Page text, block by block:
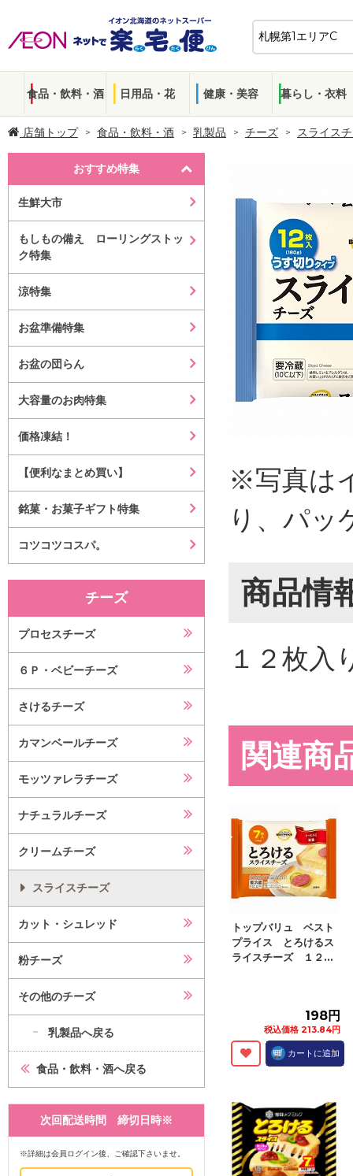
食品・飲料・酒 日用品・花 健康・美容 暮らし・衣料
店舗トップ 食品・飲料・酒 乳製品 チーズ スライス
おすすめ特集
生鮮大市
もしもの備え ローリングストッ
ク特集
涼特集
お盆準備特集
お盆の団らん
大容量のお肉特集
価格凍結！
【便利なまとめ買い】
銘菓・お菓子ギフト特集
コツコツコスパ。
チーズ
プロセスチーズ
６Ｐ・ベビーチーズ
さけるチーズ
カマンベールチーズ
モッツァレラチーズ
ナチュラルチーズ
クリームチーズ
スライスチーズ
カット・シュレッド
粉チーズ
その他のチーズ
乳製品へ戻る
食品・飲料・酒へ戻る
次回配送時間 締切日時※
※詳細は会員ログイン後、ご確認下さいませ。
※写真は
り、パッ
商品情
１２枚入
関連商
トップバリュ ベスト
プライス とろけるス
ライスチーズ １２...
198円
税込価格 213.84円
カートに追加